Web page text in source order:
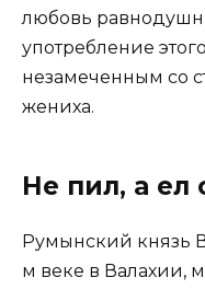
любовь
употребление
незамеченным со
жениха.
Не пил, а ел
Румынский князь
м веке в Валахии,